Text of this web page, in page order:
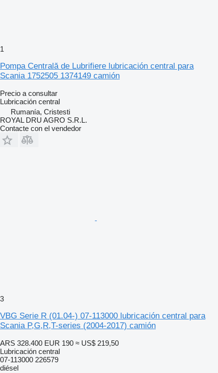
1
Pompa Centrală de Lubrifiere lubricación central para
Scania 1752505 1374149 camión
Precio a consultar
Lubricación central
Rumanía, Cristesti
ROYAL DRU AGRO S.R.L.
Contacte con el vendedor
3
VBG Serie R (01.04-) 07-113000 lubricación central para
Scania P,G,R,T-series (2004-2017) camión
ARS 328.400 EUR 190 ≈ US$ 219,50
Lubricación central
07-113000 226579
diésel